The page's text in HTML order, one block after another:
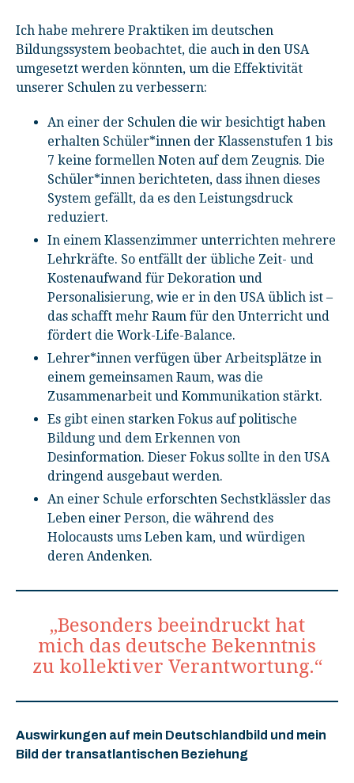
Ich habe mehrere Praktiken im deutschen
Bildungssystem beobachtet, die auch in den USA
umgesetzt werden könnten, um die Effektivität
unserer Schulen zu verbessern:
An einer der Schulen die wir besichtigt haben
erhalten Schüler*innen der Klassenstufen 1 bis
7 keine formellen Noten auf dem Zeugnis. Die
Schüler*innen berichteten, dass ihnen dieses
System gefällt, da es den Leistungsdruck
reduziert.
In einem Klassenzimmer unterrichten mehrere
Lehrkräfte. So entfällt der übliche Zeit- und
Kostenaufwand für Dekoration und
Personalisierung, wie er in den USA üblich ist –
das schafft mehr Raum für den Unterricht und
fördert die Work-Life-Balance.
Lehrer*innen verfügen über Arbeitsplätze in
einem gemeinsamen Raum, was die
Zusammenarbeit und Kommunikation stärkt.
Es gibt einen starken Fokus auf politische
Bildung und dem Erkennen von
Desinformation. Dieser Fokus sollte in den USA
dringend ausgebaut werden.
An einer Schule erforschten Sechstklässler das
Leben einer Person, die während des
Holocausts ums Leben kam, und würdigen
deren Andenken.
„Besonders beeindruckt hat
mich das deutsche Bekenntnis
zu kollektiver Verantwortung.“
Auswirkungen auf mein Deutschlandbild und mein
Bild der transatlantischen Beziehung